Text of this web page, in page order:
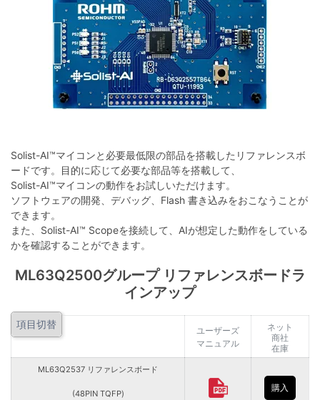
Solist-AI™マイコンと必要最低限の部品を搭載したリファレンスボ
ードです。目的に応じて必要な部品等を搭載して、
Solist-AI™マイコンの動作をお試しいただけます。
ソフトウェアの開発、デバッグ、Flash 書き込みをおこなうことが
できます。
また、Solist-AI™ Scopeを接続して、AIが想定した動作をしている
かを確認することができます。
ML63Q2500グループ リファレンスボードラ
インアップ
項目切替
項目切替
ユーザーズ
マニュアル
ネット
商社
在庫
ML63Q2537 リファレンスボード
(48PIN TQFP)
購入